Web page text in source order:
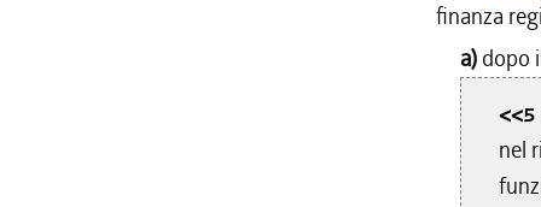
finanza
a) dopo
nel